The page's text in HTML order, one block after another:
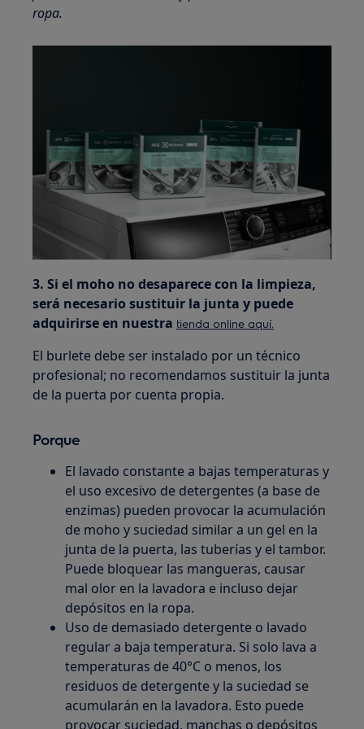
ropa.
3. Si el moho no desaparece con la limpieza,
será necesario sustituir la junta y puede
adquirirse en nuestra tienda online aquí.
El burlete debe ser instalado por un técnico
profesional; no recomendamos sustituir la junta
de la puerta por cuenta propia.
Porque
El lavado constante a bajas temperaturas y
el uso excesivo de detergentes (a base de
enzimas) pueden provocar la acumulación
de moho y suciedad similar a un gel en la
junta de la puerta, las tuberías y el tambor.
Puede bloquear las mangueras, causar
mal olor en la lavadora e incluso dejar
depósitos en la ropa.
Uso de demasiado detergente o lavado
regular a baja temperatura. Si solo lava a
temperaturas de 40°C o menos, los
residuos de detergente y la suciedad se
acumularán en la lavadora. Esto puede
provocar suciedad, manchas o depósitos